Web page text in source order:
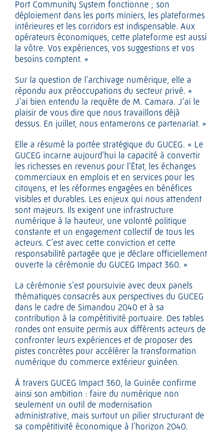
Port Community System fonctionne ; son
déploiement dans les ports miniers, les plateformes
intérieures et les corridors est indispensable. Aux
opérateurs économiques, cette plateforme est aussi
la vôtre. Vos expériences, vos suggestions et vos
besoins comptent. »
Sur la question de l’archivage numérique, elle a
répondu aux préoccupations du secteur privé. «
J’ai bien entendu la requête de M. Camara. J’ai le
plaisir de vous dire que nous travaillons déjà
dessus. En juillet, nous entamerons ce partenariat. »
Elle a résumé la portée stratégique du GUCEG. « Le
GUCEG incarne aujourd’hui la capacité à convertir
les richesses en revenus pour l’État, les échanges
commerciaux en emplois et en services pour les
citoyens, et les réformes engagées en bénéfices
visibles et durables. Les enjeux qui nous attendent
sont majeurs. Ils exigent une infrastructure
numérique à la hauteur, une volonté politique
constante et un engagement collectif de tous les
acteurs. C’est avec cette conviction et cette
responsabilité partagée que je déclare officiellement
ouverte la cérémonie du GUCEG Impact 360. »
La cérémonie s’est poursuivie avec deux panels
thématiques consacrés aux perspectives du GUCEG
dans le cadre de Simandou 2040 et à sa
contribution à la compétitivité portuaire. Des tables
rondes ont ensuite permis aux différents acteurs de
confronter leurs expériences et de proposer des
pistes concrètes pour accélérer la transformation
numérique du commerce extérieur guinéen.
À travers GUCEG Impact 360, la Guinée confirme
ainsi son ambition : faire du numérique non
seulement un outil de modernisation
administrative, mais surtout un pilier structurant de
sa compétitivité économique à l’horizon 2040.